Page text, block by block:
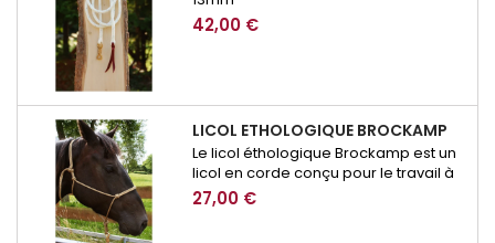
42,00 €
LICOL ETHOLOGIQUE BROCKAMP
Le licol éthologique Brockamp est un
licol en corde conçu pour le travail à
pied, l’éducation et la communication
avec le cheval. Précis, résistant et
27,00 €